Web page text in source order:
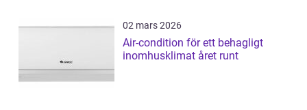
02 mars 2026
Air-condition för ett behagligt
inomhusklimat året runt